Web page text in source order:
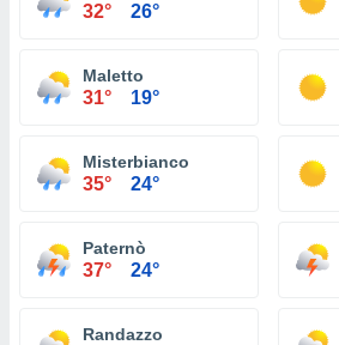
32° 26°
Maletto
31° 19°
Misterbianco
35° 24°
Paternò
37° 24°
Randazzo